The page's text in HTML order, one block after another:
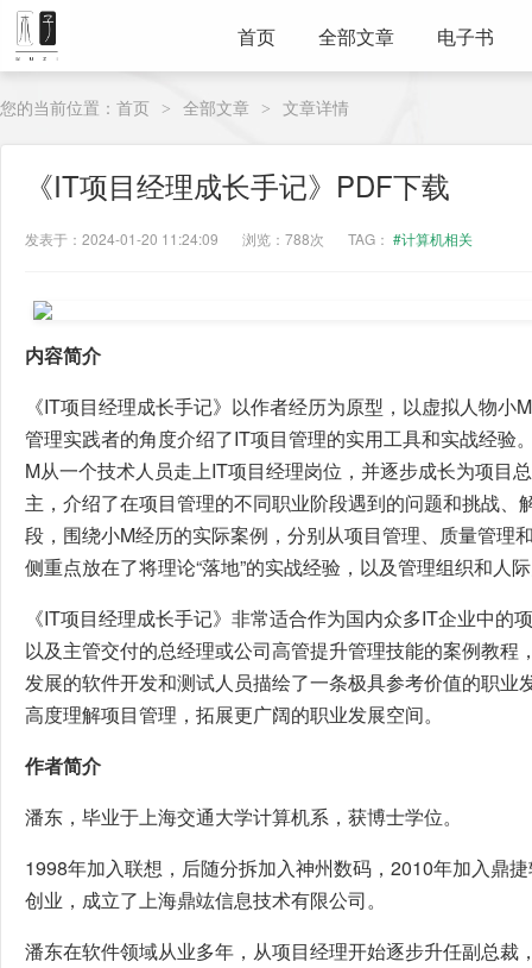
首页 全部文章 电子书
您的当前位置： 首页 > 全部文章 > 文章详情
《IT项目经理成长手记》PDF下载
发表于：2024-01-20 11:24:09 浏览：788次 TAG： #计算机相关
内容简介
《IT项目经理成长手记》以作者经历为原型，以虚拟人物小
管理实践者的角度介绍了IT项目管理的实用工具和实战经验
M从一个技术人员走上IT项目经理岗位，并逐步成长为项目
主，介绍了在项目管理的不同职业阶段遇到的问题和挑战、
段，围绕小M经历的实际案例，分别从项目管理、质量管理
侧重点放在了将理论“落地”的实战经验，以及管理组织和人
《IT项目经理成长手记》非常适合作为国内众多IT企业中的
以及主管交付的总经理或公司高管提升管理技能的案例教程
发展的软件开发和测试人员描绘了一条极具参考价值的职业
高度理解项目管理，拓展更广阔的职业发展空间。
作者简介
潘东，毕业于上海交通大学计算机系，获博士学位。
1998年加入联想，后随分拆加入神州数码，2010年加入鼎
创业，成立了上海鼎竑信息技术有限公司。
潘东在软件领域从业多年，从项目经理开始逐步升任副总裁